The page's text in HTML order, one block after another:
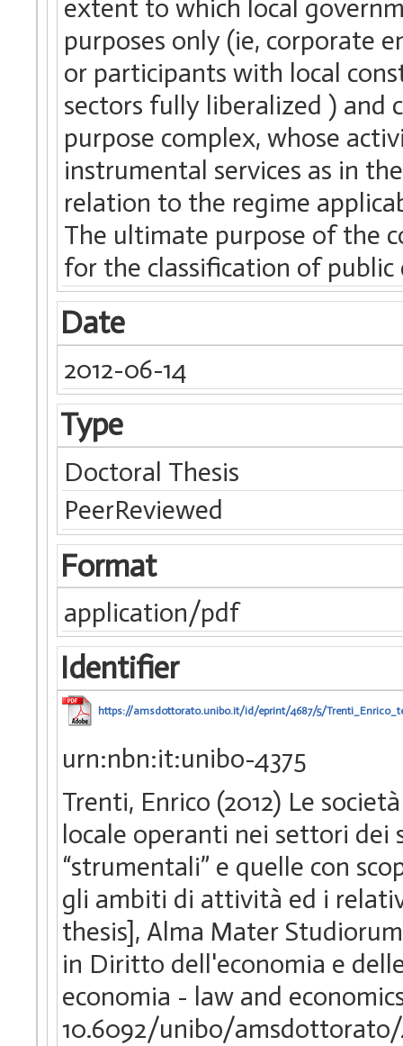
extent to which local
purposes only (ie, corporate
or participants with local
sectors fully liberalized ) and
purpose complex, whose
instrumental services as in
relation to the regime
The ultimate purpose of the
for the classification of
Date
2012-06-14
Type
Doctoral Thesis
PeerReviewed
Format
application/pdf
Identifier
https://amsdottorato.unibo.it/id/eprint/4687/5/
urn:nbn:it:unibo-4375
Trenti, Enrico (2012) Le
locale operanti nei settori dei
“strumentali” e quelle con
gli ambiti di attività ed i
thesis], Alma Mater
in Diritto dell'economia e
economia - law and
10.6092/unibo/